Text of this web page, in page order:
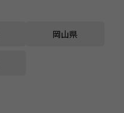
岡山県